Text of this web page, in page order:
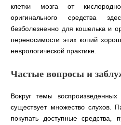
клетки мозга от
оригинального средства
безболезненно для кошелька и
переносимости этих копий
неврологической практике.
Частые вопросы и
Вокруг темы
существует множество слухов.
покупать доступные средства,